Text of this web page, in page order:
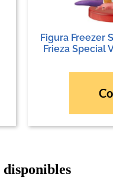
Figura Freezer
Frieza Special